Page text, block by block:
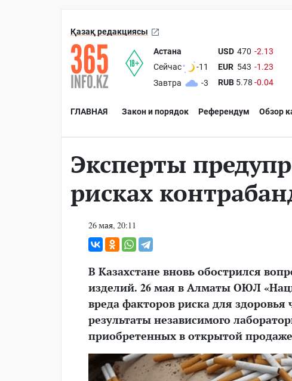
Қазақ редакциясы
Астана
Сейчас
-11
Завтра
-3
USD 470 -2.13
EUR 543 -1.23
RUB 5.78 -0.04
ГЛАВНАЯ Закон и порядок Референдум Обзор
Эксперты
рисках
26 мая, 20:11
В Казахстане вновь обострился
изделий. 26 мая в Алматы ОЮЛ
вреда факторов риска для
результаты независимого
приобретенных в открытой